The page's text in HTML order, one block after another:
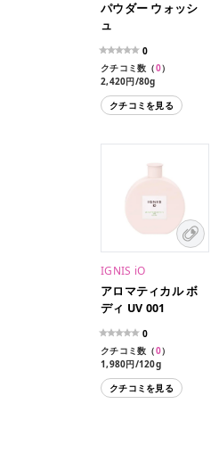
パウダー ウォッシ
ュ
0
クチコミ数（0）
2,420円/80g
クチコミを見る
IGNIS iO
アロマティカル ボ
ディ UV 001
0
クチコミ数（0）
1,980円/120g
クチコミを見る